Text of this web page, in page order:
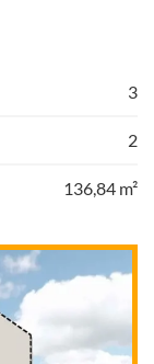
3
2
136,84 m²